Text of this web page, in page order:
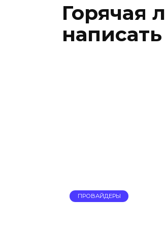
Горячая
ПРОВАЙДЕРЫ